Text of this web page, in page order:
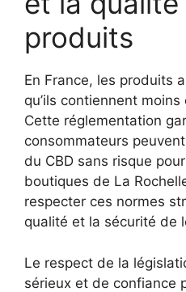
produits
En France, les produits
qu’ils contiennent
Cette réglementation
consommateurs
du CBD sans risque
boutiques de La
respecter ces normes
qualité et la sécurité de
Le respect de la
sérieux et de confiance